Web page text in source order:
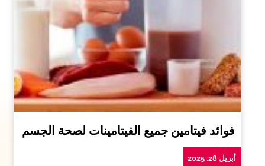
فوائد فيتامين جميع الفيتامينات لصحة الجسم
أبريل 28, 2025